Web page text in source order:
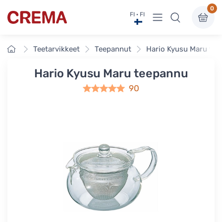
Crema FI · FI Näytä valikko
0
EtusivuTeetarvikkeet Teepannut Hario Kyusu Maru
Hario Kyusu Maru teepannu
90